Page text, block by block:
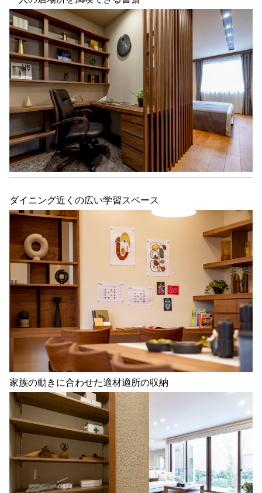
ダイニング近くの広い学習スペース
家族の動きに合わせた適材適所の収納